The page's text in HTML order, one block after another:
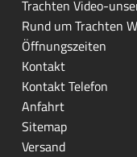
Trachten Video-
Rund um Trachten
Öffnungszeiten
Kontakt
Kontakt Telefon
Anfahrt
Sitemap
Versand